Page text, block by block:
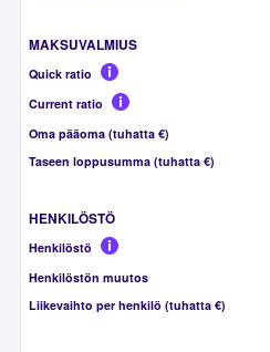
MAKSUVALMIUS
Quick ratio
Current ratio
Oma pääoma (tuhatta €)
Taseen loppusumma (tuhatta €)
HENKILÖSTÖ
Henkilöstö
Henkilöstön muutos
Liikevaihto per henkilö (tuhatta €)